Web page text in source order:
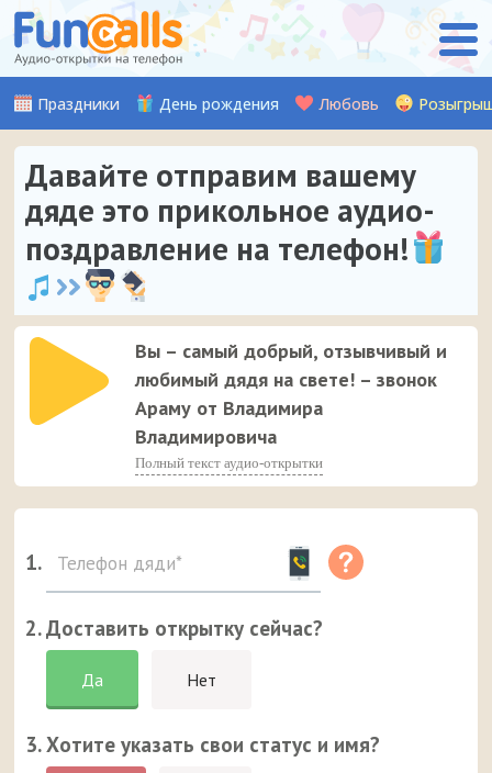
Праздники День рождения Любовь
Давайте отправим вашему
дяде это прикольное аудио-
поздравление на телефон!
Вы – самый добрый, отзывчивый и
любимый дядя на свете! – звонок
Араму от Владимира
Владимировича
Полный текст аудио-открытки
1.
2. Доставить открытку сейчас?
Да Нет
3. Хотите указать свои статус и имя?